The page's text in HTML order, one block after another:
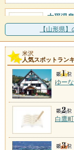
大平温泉
施設数
【山形県
米沢
人気スポットラン
ゆー
白鷹